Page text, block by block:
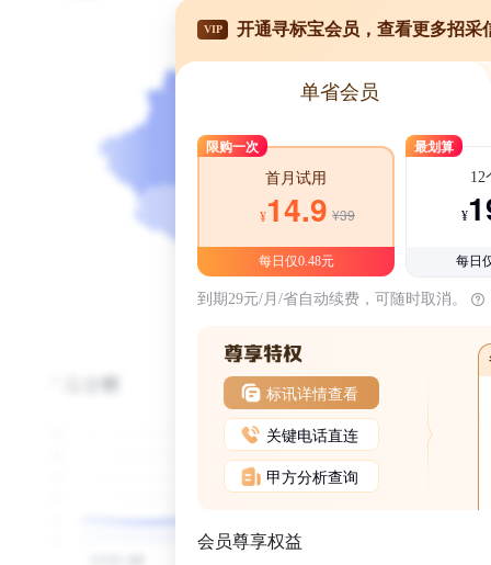
VIP 开通寻标宝会员，查看更多招采
单省会员
限购一次
首月试用
¥14.9 ¥39
每日仅0.48元
最划算
12
¥
每日
到期29元/月/省自动续费，可随时取消。
标讯详情查看
关键电话直连
甲方分析查询
会员尊享权益